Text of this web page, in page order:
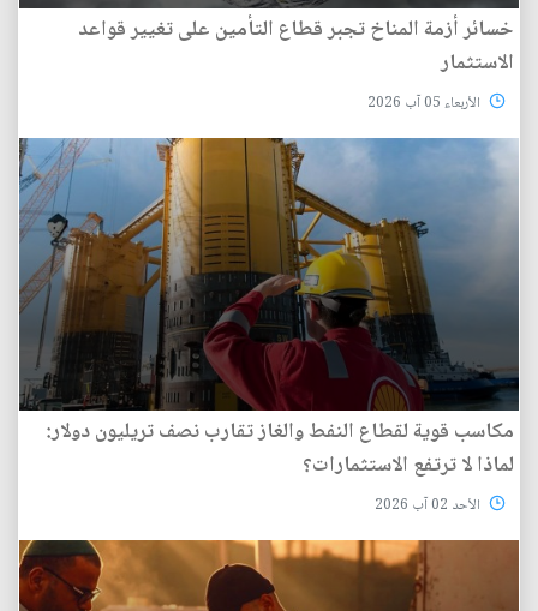
خسائر أزمة المناخ تجبر قطاع التأمين على تغيير قواعد
الاستثمار
الأربعاء 05 آب 2026
مكاسب قوية لقطاع النفط والغاز تقارب نصف تريليون دولار:
لماذا لا ترتفع الاستثمارات؟
الأحد 02 آب 2026